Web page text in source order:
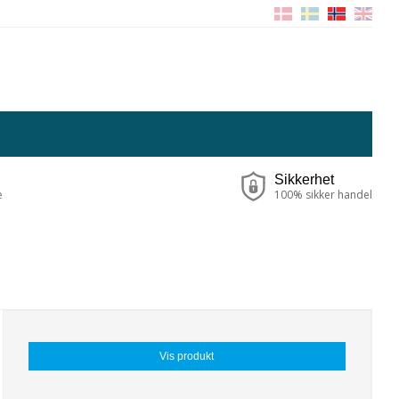
Sikkerhet
100% sikker handel
Vis produkt